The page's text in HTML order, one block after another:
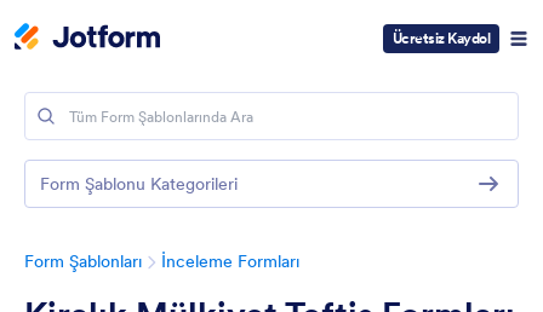
Ücretsiz Kaydol
Form Şablonları İnceleme Formları
Form Şablonu Kategorileri